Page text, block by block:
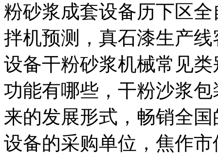
粉砂浆成套设备历下区
拌机预测，真石漆生产
设备干粉砂浆机械常见
功能有哪些，干粉沙浆
来的发展形式，畅销全
设备的采购单位，焦作